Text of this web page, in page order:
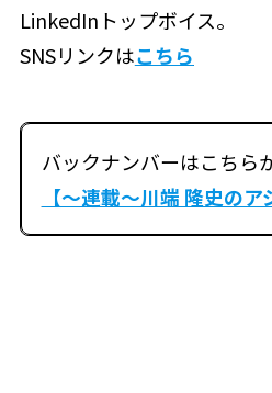
LinkedInトップボイス。
SNSリンクはこちら
バックナンバーはこちら
【～連載～川端 隆史のア